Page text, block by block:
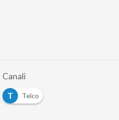
Canali
T
Telco